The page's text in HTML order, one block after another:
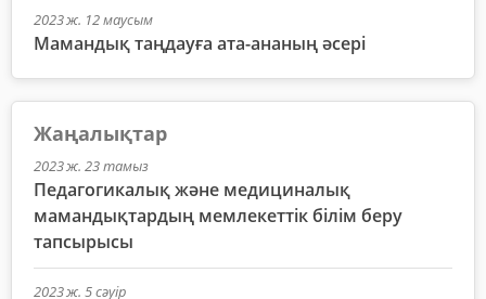
2023 ж. 12 маусым
Мамандық таңдауға ата-ананың әсері
Жаңалықтар
2023 ж. 23 тамыз
Педагогикалық және медициналық
мамандықтардың мемлекеттік білім беру
тапсырысы
2023 ж. 5 сәуір